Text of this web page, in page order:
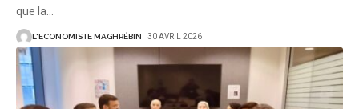
que la
L'ECONOMISTE MAGHRÉBIN 30 AVRIL 2026